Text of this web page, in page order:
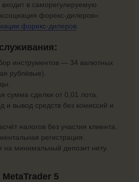
в саморегулируемую
форекс-дилеров».
форекс-дилеров
инструментов — 34 валютных
рублёвые).
сумма сделки от 0,01 лота.
и вывод средств без комиссий и
налогов без участия клиента.
регистрация.
на минимальный депозит нету.
5